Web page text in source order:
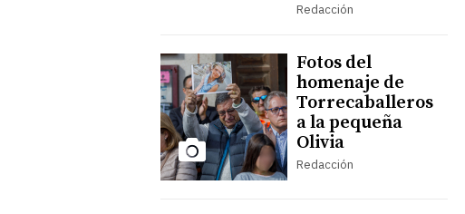
Redacción
Fotos del
homenaje de
Torrecaballeros
a la pequeña
Olivia
Redacción